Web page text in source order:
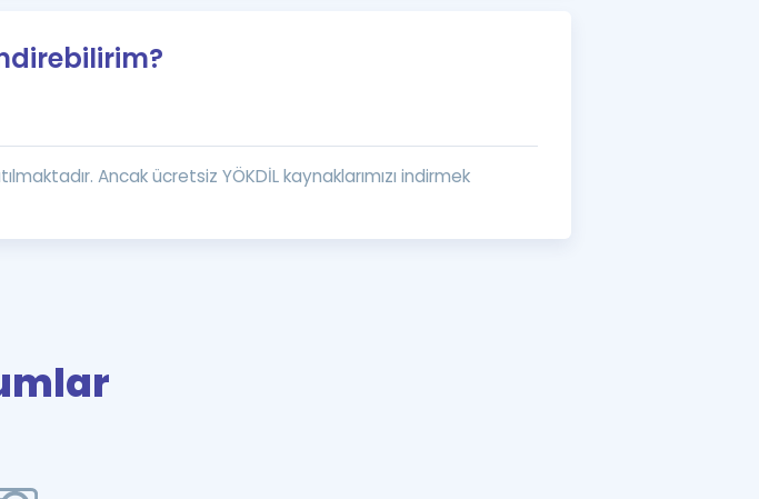
Eğitim ve Kitaplara Özel Fırsatlar
İngilizce Gramer
Ancak ücretsiz YÖKDİL kaynaklarımızı indirmek